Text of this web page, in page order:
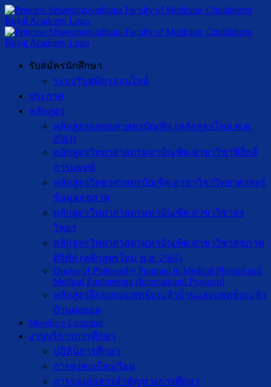
รับสมัครนักศึกษา
ระบบรับสมัครออนไลน์
ประกาศ
หลักสูตร
หลักสูตรแพทยศาสตรบัณฑิต (หลักสูตรใหม่ พ.ศ.
2563)
หลักสูตรวิทยาศาสตรมหาบัณฑิต สาขาวิชาฟิสิกส์
การแพทย์
หลักสูตรวิทยาศาสตรบัณฑิต สาขาวิชาวิทยาศาสตร์
ข้อมูลสุขภาพ
หลักสูตรวิทยาศาสตรมหาบัณฑิต สาขาวิชาตจ
วิทยา
หลักสูตรวิทยาศาสตรมหาบัณฑิต สาขาวิชาสุขภาพ
ดิจิทัล (หลักสูตรใหม่ พ.ศ. 2565)
Doctor of Philosophy Program in Medical Physics and
Medical Engineering (International Program)
หลักสูตรฝึกอบรมแพทย์ประจำบ้านและแพทย์ประจำ
บ้านต่อยอด
Moodle e-Learning
งานบริการการศึกษา
ปฎิทินการศึกษา
การลงทะเบียนเรียน
การขอเอกสารสำคัญทางการศึกษา